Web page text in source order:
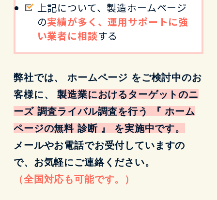
上記について、製造ホームページ
の実績が多く、運用サポートに強
い業者に相談する
弊社では、 ホームページ をご検討中のお
客様に、
製造業におけるターゲットのニ
ーズ 調査ライバル調査を行う
『 ホーム
ページの無料 診断 』 を実施中です。
メールやお電話でお受付していますの
で、お気軽にご連絡ください。
（全国対応も可能です。）